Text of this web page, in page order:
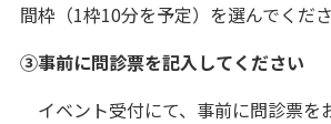
間枠（1枠10分を予定）を選んでくださ
③事前に問診票を記入してください
イベント受付にて、事前に問診票を